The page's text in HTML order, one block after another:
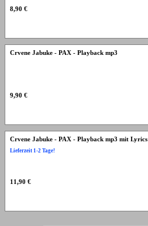
8,90 €
Crvene Jabuke - PAX - Playback mp3
9,90 €
Crvene Jabuke - PAX - Playback mp3 mit Lyrics
Lieferzeit 1-2 Tage!
11,90 €